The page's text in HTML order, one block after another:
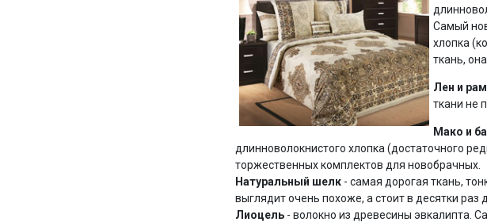
Самый
хлопка
ткань,
Лен и
ткани не
Мако и
длинноволокнистого хлопка (достаточного
торжественных комплектов для новобрачных.
Натуральный шелк - самая дорогая ткань,
выглядит очень похоже, а стоит в десятки
Лиоцель - волокно из древесины эвкалипта.